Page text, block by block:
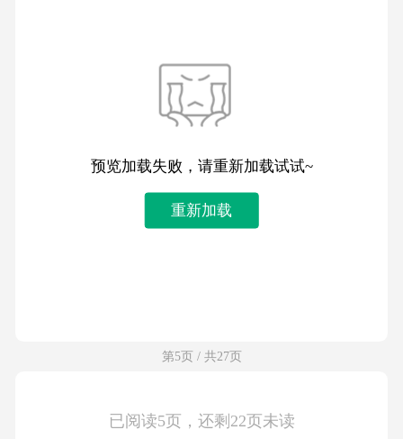
预览加载失败，请重新加载试试~
重新加载
第5页 / 共27页
已阅读5页，还剩22页未读